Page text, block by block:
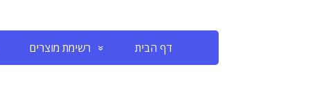
רשימת מוצרים דף הבית